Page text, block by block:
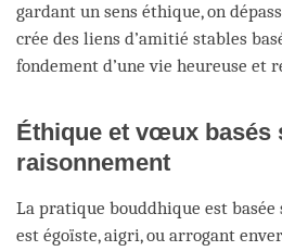
gardant un sens éthique, on
crée des liens d’amitié stables
fondement d’une vie heureuse et
Éthique et vœux basés
raisonnement
La pratique bouddhique est basée
est égoïste, aigri, ou arrogant